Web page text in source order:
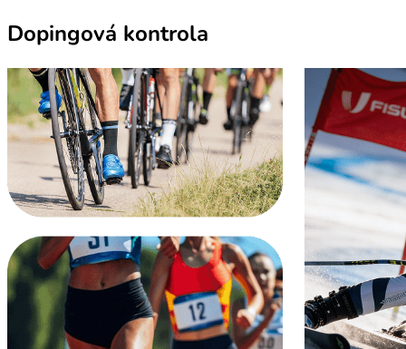
Dopingová kontrola